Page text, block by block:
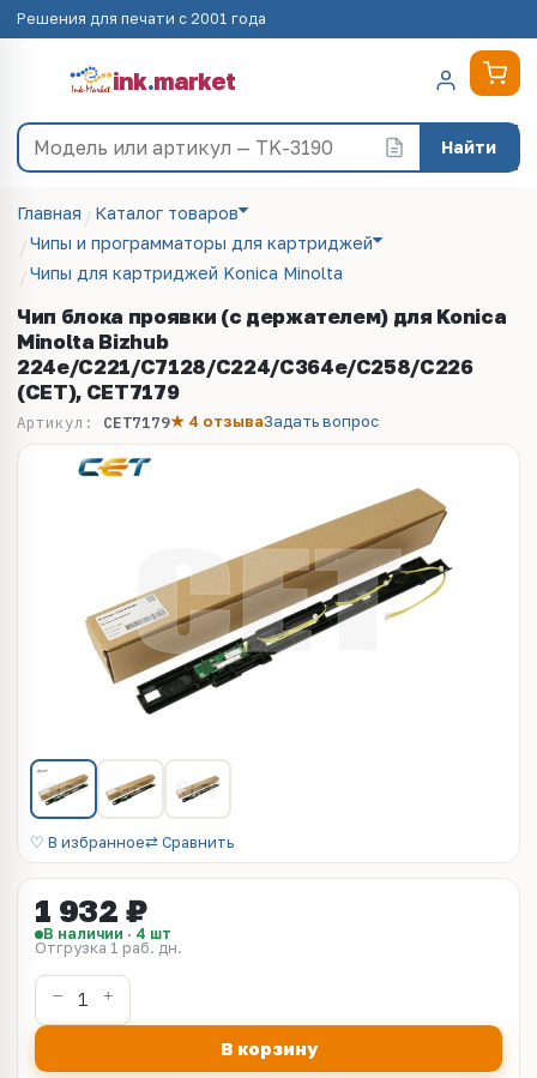
Решения для печати с 2001 года
ink.market
Найти
Главная
Каталог товаров
Чипы и программаторы для картриджей
Чипы для картриджей Konica Minolta
Чип блока проявки (с держателем) для Konica
Minolta Bizhub
224e/C221/C7128/C224/C364e/C258/C226
(CET), CET7179
Артикул: CET7179★ 4 отзываЗадать вопрос
♡ В избранное⇄ Сравнить
1 932 ₽
В наличии · 4 шт
Отгрузка 1 раб. дн.
В корзину